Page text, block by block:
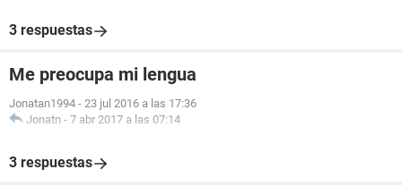
3 respuestas
Me preocupa mi lengua
Jonatan1994 - 23 jul 2016 a las 17:36
Jonatn - 7 abr 2017 a las 07:14
3 respuestas